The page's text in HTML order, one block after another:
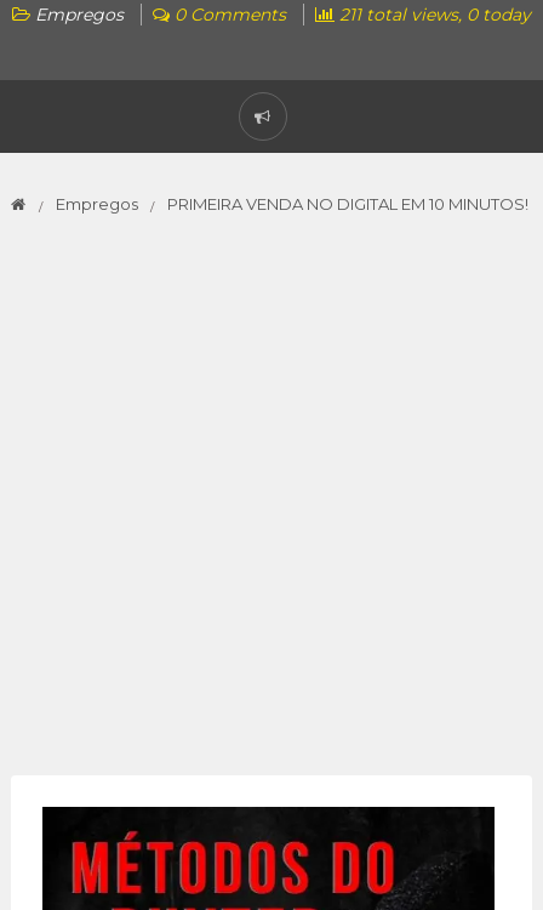
Empregos 0 Comments 211 total views, 0 today
Empregos PRIMEIRA VENDA NO DIGITAL EM 10 MINUTOS!